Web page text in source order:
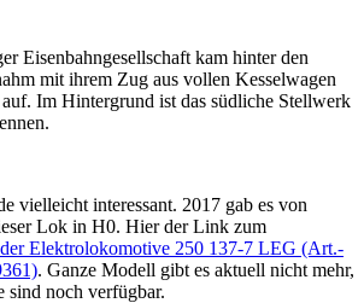
Eisenbahngesellschaft kam hinter den
mit ihrem Zug aus vollen Kesselwagen
Im Hintergrund ist das südliche Stellwerk
vielleicht interessant. 2017 gab es von
Lok in H0. Hier der Link zum
Elektrolokomotive 250 137-7 LEG (Art.-
. Ganze Modell gibt es aktuell nicht mehr,
sind noch verfügbar.